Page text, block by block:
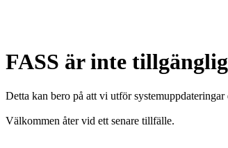
FASS är inte
Detta kan bero på att vi utför
Välkommen åter vid ett senare tillfälle.